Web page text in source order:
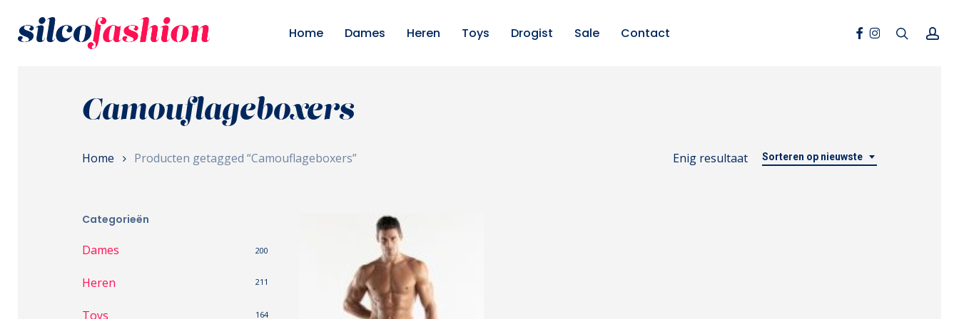
Home Dames Heren Toys Drogist Sale Contact Facebook
Instagramsearch
Camouflageboxers
Sorteren op nieuwste
Enig resultaat
Home Producten getagged “Camouflageboxers”
Categorieën
Dames 200
Heren 211
Toys 164